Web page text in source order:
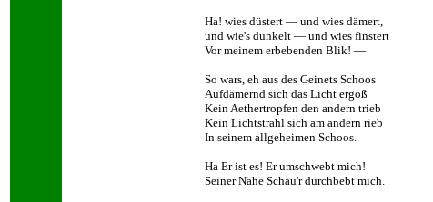
Ha! wies düstert — und wies dämert,
und wie's dunkelt — und wies finstert
Vor meinem erbebenden Blik! —
So wars, eh aus des Geinets Schoos
Aufdämernd sich das Licht ergoß
Kein Aethertropfen den andern trieb
Kein Lichtstrahl sich am andern rieb
In seinem allgeheimen Schoos.
Ha Er ist es! Er umschwebt mich!
Seiner Nähe Schau'r durchbebt mich.